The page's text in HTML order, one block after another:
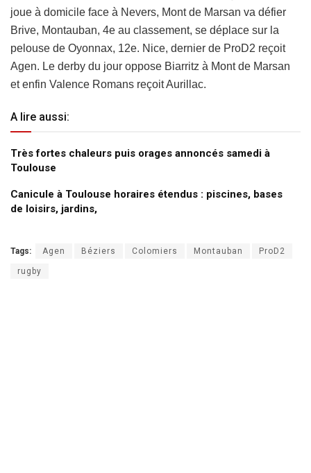
joue à domicile face à Nevers, Mont de Marsan va défier
Brive, Montauban, 4e au classement, se déplace sur la
pelouse de Oyonnax, 12e. Nice, dernier de ProD2 reçoit
Agen. Le derby du jour oppose Biarritz à Mont de Marsan
et enfin Valence Romans reçoit Aurillac.
A lire aussi:
Très fortes chaleurs puis orages annoncés samedi à
Toulouse
Canicule à Toulouse horaires étendus : piscines, bases
de loisirs, jardins,
Tags: Agen Béziers Colomiers Montauban ProD2
rugby